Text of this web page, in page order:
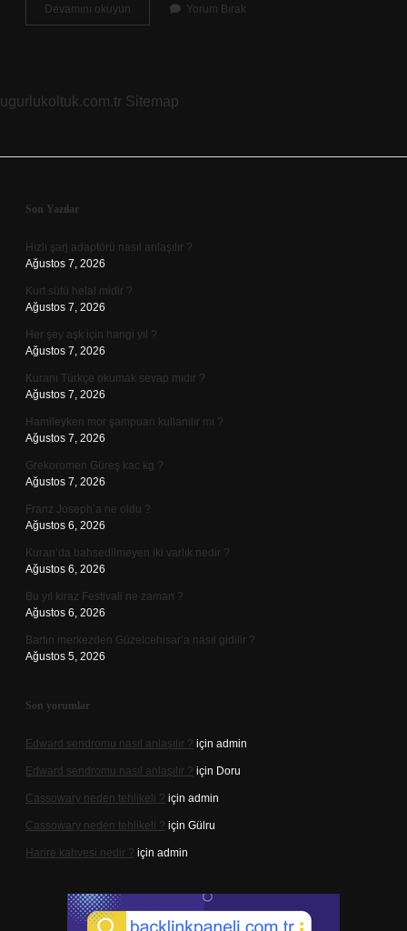
Devamını okuyun
gibi
?
Yorum Bırak
ugurlukoltuk.com.tr Sitemap
Sidebar
Son Yazılar
Hızlı şarj adaptörü nasıl anlaşılır ?
Ağustos 7, 2026
Kurt sütü helal midir ?
Ağustos 7, 2026
Her şey aşk için hangi yıl ?
Ağustos 7, 2026
Kuranı Türkçe okumak sevap mıdır ?
Ağustos 7, 2026
Hamileyken mor şampuan kullanılır mı ?
Ağustos 7, 2026
Grekoromen Güreş kac kg ?
Ağustos 7, 2026
Franz Joseph’a ne oldu ?
Ağustos 6, 2026
Kuran’da bahsedilmeyen iki varlık nedir ?
Ağustos 6, 2026
Bu yıl kiraz Festivali ne zaman ?
Ağustos 6, 2026
Bartın merkezden Güzelcehisar’a nasıl gidilir ?
Ağustos 5, 2026
Son yorumlar
Edward sendromu nasıl anlaşılır ? için admin
Edward sendromu nasıl anlaşılır ? için Doru
Cassowary neden tehlikeli ? için admin
Cassowary neden tehlikeli ? için Gülru
Harire kahvesi nedir ? için admin